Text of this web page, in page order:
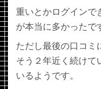
重いとかログインで
が本当に多かったで
ただし最後の口コミ
そう２年近く続けて
いるようです。